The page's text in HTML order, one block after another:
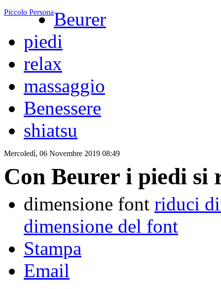
Piccolo PersonaBeurer
piedi
relax
massaggio
Benessere
shiatsu
Mercoledì, 06 Novembre 2019 08:49
Con Beurer i piedi si
dimensione font riduci
dimensione del font
Stampa
Email